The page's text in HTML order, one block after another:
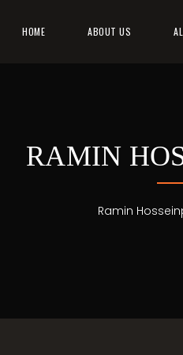
ABOUT US
HOME
RAMIN
Ramin